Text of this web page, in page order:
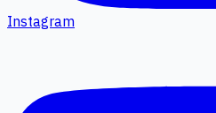
Instagram